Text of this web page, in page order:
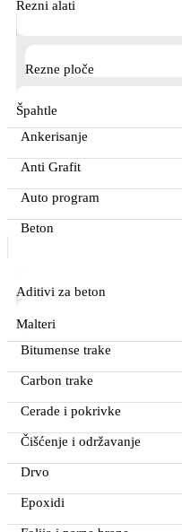
Rezni alati
Rezne ploče
Špahtle
Ankerisanje
Anti Grafit
Auto program
Beton
Aditivi za beton
Malteri
Bitumense trake
Carbon trake
Cerade i pokrivke
Čišćenje i održavanje
Drvo
Epoxidi